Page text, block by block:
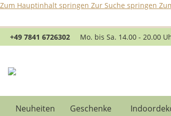
Zum Hauptinhalt springen Zur Suche springen
+49 7841 6726302
Mo. bis Sa. 14.00 - 20.00
Neuheiten Geschenke